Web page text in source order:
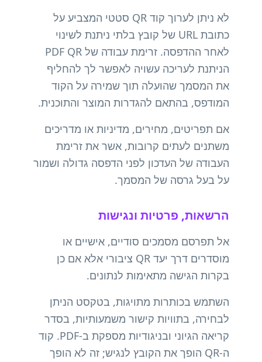
לא ניתן לערוך קוד QR סטטי המצביע על
כתובת URL של קובץ בלתי ניתנת לשינוי
לאחר ההדפסה. זרימת עבודה של PDF QR
הניתנת לעריכה עשויה לאפשר לך להחליף
את המסמך שהועלה תוך שמירה על הקוד
המודפס, בהתאם להגדרות המוצר והתוכנית.
אם תפריטים, מחירים, מדיניות או מדריכים
משתנים לעתים קרובות, אשר את זרימת
העבודה של העדכון לפני הדפסה גדולה ושמור
על בעל גרסה של המסמך.
הרשאות, פרטיות ונגישות
אל תפרסם מסמכים סודיים, אישיים או
מוסדרים דרך יעד QR ציבורי אלא אם כן
בקרות הגישה מתאימות לנתונים.
השתמש בכותרות מתויגות, בטקסט הניתן
לבחירה, בתוויות קישור משמעותיות, בסדר
קריאה הגיוני ובניגודיות מספקת ב-PDF. קוד
ה-QR הופך את הקובץ לנגיש; זה לא הופך